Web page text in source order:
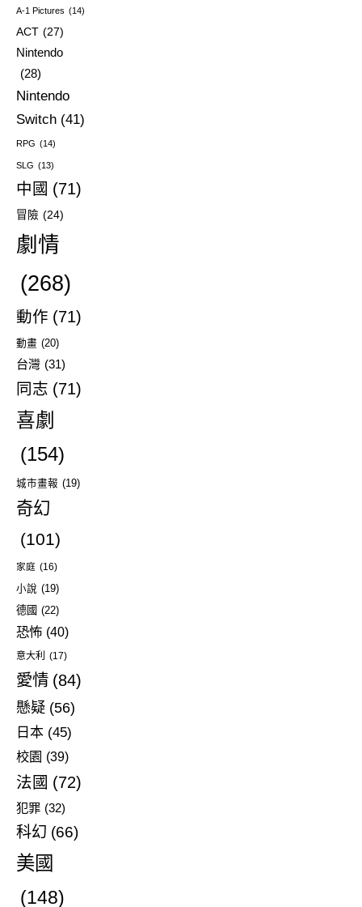
A-1 Pictures (14)
ACT (27)
Nintendo
(28)
Nintendo
Switch (41)
RPG (14)
SLG (13)
中國 (71)
冒險 (24)
劇情
(268)
動作 (71)
動畫 (20)
台灣 (31)
同志 (71)
喜劇
(154)
城市畫報 (19)
奇幻
(101)
家庭 (16)
小說 (19)
德國 (22)
恐怖 (40)
意大利 (17)
愛情 (84)
懸疑 (56)
日本 (45)
校園 (39)
法國 (72)
犯罪 (32)
科幻 (66)
美國
(148)